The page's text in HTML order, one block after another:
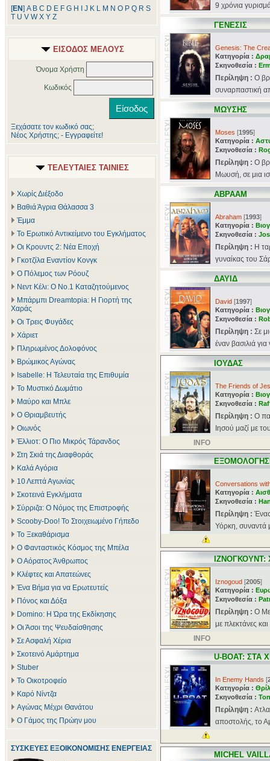
[ΕΝ] A B C D E F G H J K L M N O P Q R S
T U V W X Y Z
ΕΙΣΟΔΟΣ ΜΕΛΟΥΣ
Όνομα Χρήστη
Κωδικός
Ξεχάσατε τον κωδικό σας;
Νέος Χρήστης; - Εγγραφείτε!
ΤΕΛΕΥΤΑΙΕΣ ΤΑΙΝΙΕΣ
Χωρίς Διέξοδο
Βαθιά Άγρια Θάλασσα 3
Έμμα
Το Ερωτικό Αντικείμενο του Εγκλήματος
Οι Κρουντς 2: Νέα Εποχή
Γκοτζίλα Εναντίον Κονγκ
Ο Πόλεμος των Ρόουζ
Νεντ Κέλι: Ο Νο.1 Καταζητούμενος
Μπάρμπι Dreamtopia: Η Γιορτή της
Χαράς
Οι Τρεις Φυγάδες
Χάριετ
Πληρωμένος Δολοφόνος
Βρώμικος Αγώνας
Isabelle: Η Τελευταία της Επιθυμία
Το Μυστικό Δωμάτιο
Μαύρο και Μπλε
Ο Θριαμβευτής
Οιωνός
Έλλιοτ: Ο Πιο Μικρός Τάρανδος
Στη Σκιά της Διαφθοράς
Καλά Αγόρια
10 Λεπτά Αγωνίας
Σκοτεινά Εγκλήματα
Σύρριζα: Ο Νόμος της Επιστροφής
Scooby-Doo! Το Στοιχειωμένο Γήπεδο
Το Ξεκαθάρισμα
Ο Φανταστικός Κόσμος της Μπέλα
Ο Αόρατος Άνθρωπος
Κλέφτες και Απατεώνες
Ένα Βήμα για να Ερωτευτείς
Πόνος και Δόξα
Domino: Η Ώρα της Εκδίκησης
Οι Άσοι της Ψευδαίσθησης
Σε Ασφαλή Χέρια
Σκοτεινό Αμάρτημα
Stuber
Το Οικοτροφείο
Καρό Νίντζα
Αγώνας Μέχρι Θανάτου
Ο Γάμος της Πρώην μου
ΣΥΣΚΕΥΕΣ ΕΞΟΙΚΟΝΟΜΙΣΗΣ ΕΝΕΡΓΕΙΑΣ
9 χρόνια
ΓΕΝΕΣΙΣ
Genesis: The
Κατηγορία :
Σκηνοθεσία :
Περίληψη : Ο
συναρπαστική
ΜΩΥΣΗΣ
Moses [1995]
Κατηγορία :
Σκηνοθεσία :
Περίληψη : Ο
Μωυσή, σε μια
ΑΒΡΑΑΜ
Abraham [1993]
Κατηγορία :
Σκηνοθεσία :
Περίληψη : Η
γυναίκας του
ΔΑΥΙΔ
David [1997]
Κατηγορία :
Σκηνοθεσία :
Περίληψη : Σε
έναν βασιλιά
ΙΟΥΔΑΣ
The Friends of
Κατηγορία :
Σκηνοθεσία :
Περίληψη : Ο
Ιησού μαζί με
INFO
Conversations
Κατηγορία :
Σκηνοθεσία :
Περίληψη :
Υόρκη, συναντά
Iznogoud [2005]
Κατηγορία :
Σκηνοθεσία :
Περίληψη : Ο
με πλεκτάνες
INFO
U-BOAT: ΣΤΑ
In Enemy Hands [
Κατηγορία :
Σκηνοθεσία :
Περίληψη :
αποστολής, το
MICHEL